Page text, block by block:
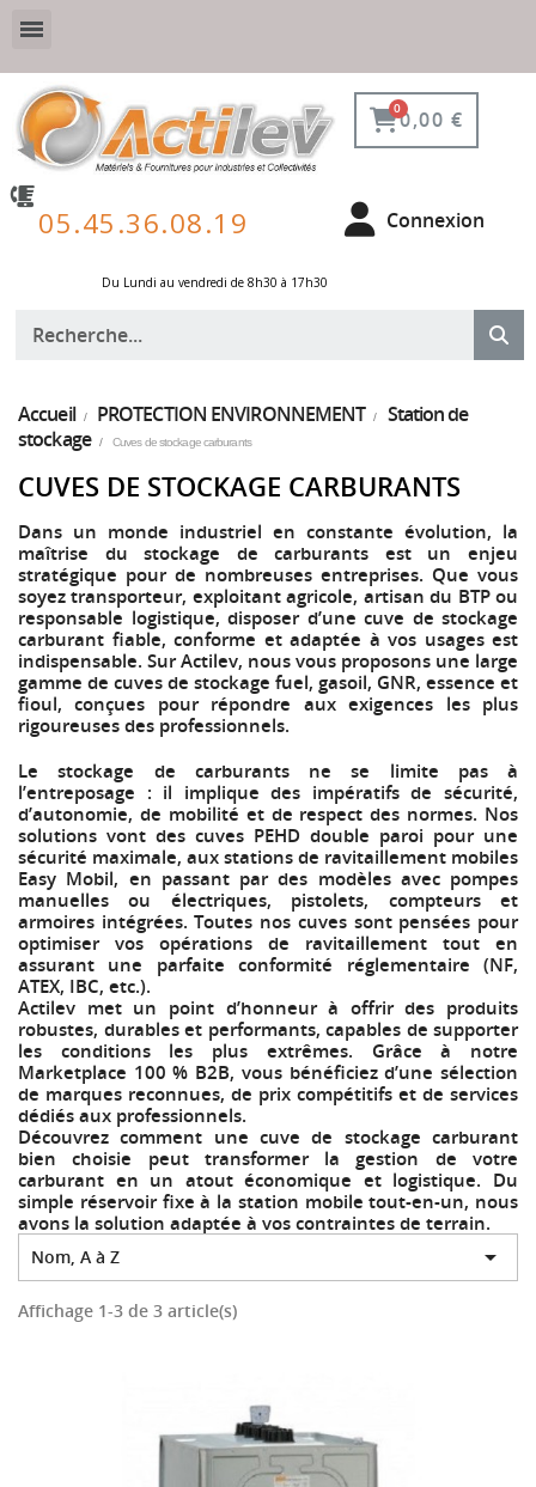
0,00 €
05.45.36.08.19 Connexion
Du Lundi au vendredi de 8h30 à 17h30 ​
Accueil PROTECTION ENVIRONNEMENT
Station de
stockage
Cuves de stockage carburants
CUVES DE STOCKAGE CARBURANTS
Dans un monde industriel en constante évolution, la
maîtrise du stockage de carburants est un enjeu
stratégique pour de nombreuses entreprises. Que vous
soyez transporteur, exploitant agricole, artisan du BTP ou
responsable logistique, disposer d’une cuve de stockage
carburant fiable, conforme et adaptée à vos usages est
indispensable. Sur Actilev, nous vous proposons une large
gamme de cuves de stockage fuel, gasoil, GNR, essence et
fioul, conçues pour répondre aux exigences les plus
rigoureuses des professionnels.
Le stockage de carburants ne se limite pas à
l’entreposage : il implique des impératifs de sécurité,
d’autonomie, de mobilité et de respect des normes. Nos
solutions vont des cuves PEHD double paroi pour une
sécurité maximale, aux stations de ravitaillement mobiles
Easy Mobil, en passant par des modèles avec pompes
manuelles ou électriques, pistolets, compteurs et
armoires intégrées. Toutes nos cuves sont pensées pour
optimiser vos opérations de ravitaillement tout en
assurant une parfaite conformité réglementaire (NF,
ATEX, IBC, etc.).
Actilev met un point d’honneur à offrir des produits
robustes, durables et performants, capables de supporter
les conditions les plus extrêmes. Grâce à notre
Marketplace 100 % B2B, vous bénéficiez d’une sélection
de marques reconnues, de prix compétitifs et de services
dédiés aux professionnels.
Découvrez comment une cuve de stockage carburant
bien choisie peut transformer la gestion de votre
carburant en un atout économique et logistique. Du
simple réservoir fixe à la station mobile tout-en-un, nous
avons la solution adaptée à vos contraintes de terrain.
Nom, A à Z 
Affichage 1-3 de 3 article(s)